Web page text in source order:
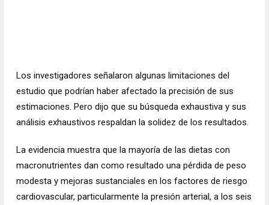
Los investigadores señalaron algunas limitaciones del
estudio que podrían haber afectado la precisión de sus
estimaciones. Pero dijo que su búsqueda exhaustiva y sus
análisis exhaustivos respaldan la solidez de los resultados.
La evidencia muestra que la mayoría de las dietas con
macronutrientes dan como resultado una pérdida de peso
modesta y mejoras sustanciales en los factores de riesgo
cardiovascular, particularmente la presión arterial, a los seis